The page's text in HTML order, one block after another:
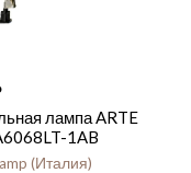
лампа ARTE
1AB
Италия